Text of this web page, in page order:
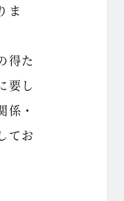
ま
得た
要し
係・
てお